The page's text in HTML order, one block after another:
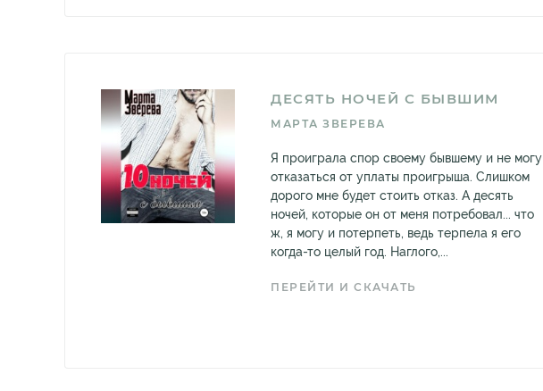
ДЕСЯТЬ НОЧЕЙ С БЫВШИМ
МАРТА ЗВЕРЕВА
Я проиграла спор своему бывшему и не могу
отказаться от уплаты проигрыша. Слишком
дорого мне будет стоить отказ. А десять
ночей, которые он от меня потребовал... что
ж, я могу и потерпеть, ведь терпела я его
когда-то целый год. Наглого,...
ПЕРЕЙТИ И СКАЧАТЬ